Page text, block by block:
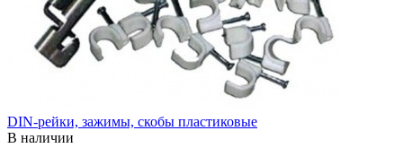
DIN-рейки, зажимы, скобы пластиковые
В наличии